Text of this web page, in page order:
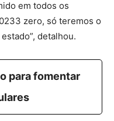
em todos os
zero, só teremos o
detalhou.
para fomentar